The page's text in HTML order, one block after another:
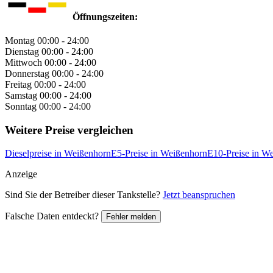
Öffnungszeiten:
Montag 00:00 - 24:00
Dienstag 00:00 - 24:00
Mittwoch 00:00 - 24:00
Donnerstag 00:00 - 24:00
Freitag 00:00 - 24:00
Samstag 00:00 - 24:00
Sonntag 00:00 - 24:00
Weitere Preise vergleichen
Dieselpreise in WeißenhornE5-Preise in WeißenhornE10-Preise in
Anzeige
Sind Sie der Betreiber dieser Tankstelle? Jetzt beanspruchen
Falsche Daten entdeckt? Fehler melden